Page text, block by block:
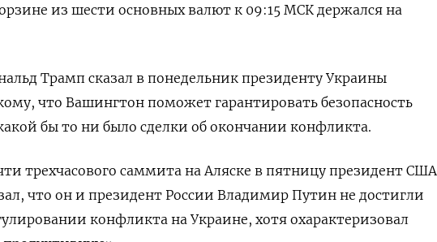
из шести основных валют к 09:15 МСК держался на
Трамп сказал в понедельник президенту Украины
что Вашингтон поможет гарантировать безопасность
бы то ни было сделки об окончании конфликта.
трехчасового саммита на Аляске в пятницу президент США
что он и президент России Владимир Путин не достигли
конфликта на Украине, хотя охарактеризовал